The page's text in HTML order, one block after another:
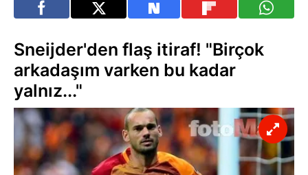
Sneijder'den flaş itiraf! "Birçok
arkadaşım varken bu kadar
yalnız..."